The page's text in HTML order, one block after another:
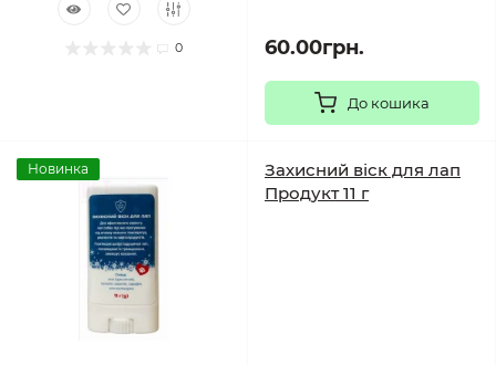
0 60.00грн.
До кошика
Новинка
Захисний віск для лап
Продукт 11 г